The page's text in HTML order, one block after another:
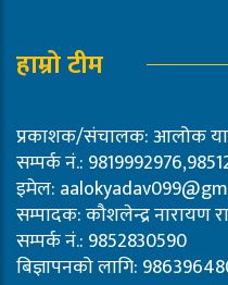
हाम्रो टीम
प्रकाशक/संचालक: आलोक
सम्पर्क नं.:
इमेल:
सम्पादक: कौशलेन्द्र नारायण
सम्पर्क नं.: 9852830590
बिज्ञापनको लागि: